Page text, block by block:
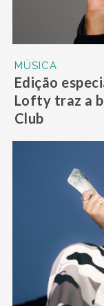
MÚSICA
Edição
Lofty traz a
Club